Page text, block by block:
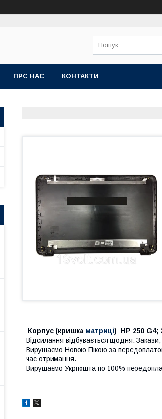
ПРО НАС КОНТАКТИ
Корпус (кришка матриці) HP 250 G4;
Відсилання відбувається щодня.
Вирушаємо Новою Пікою за
час отримання.
Вирушаємо Укрпошта по 100%